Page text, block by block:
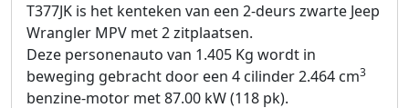
T377JK is het kenteken van een 2-deurs zwarte Jeep
Wrangler MPV met 2 zitplaatsen.
Deze personenauto van 1.405 Kg wordt in
beweging gebracht door een 4 cilinder 2.464 cm3
benzine-motor met 87.00 kW (118 pk).